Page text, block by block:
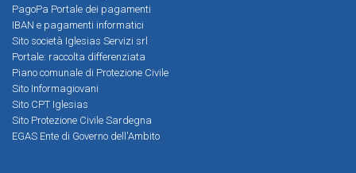
PagoPa Portale dei pagamenti
IBAN e pagamenti informatici
Sito società Iglesias Servizi srl
Portale: raccolta differenziata
Piano comunale di Protezione Civile
Sito Informagiovani
Sito CPT Iglesias
Sito Protezione Civile Sardegna
EGAS Ente di Governo dell'Ambito